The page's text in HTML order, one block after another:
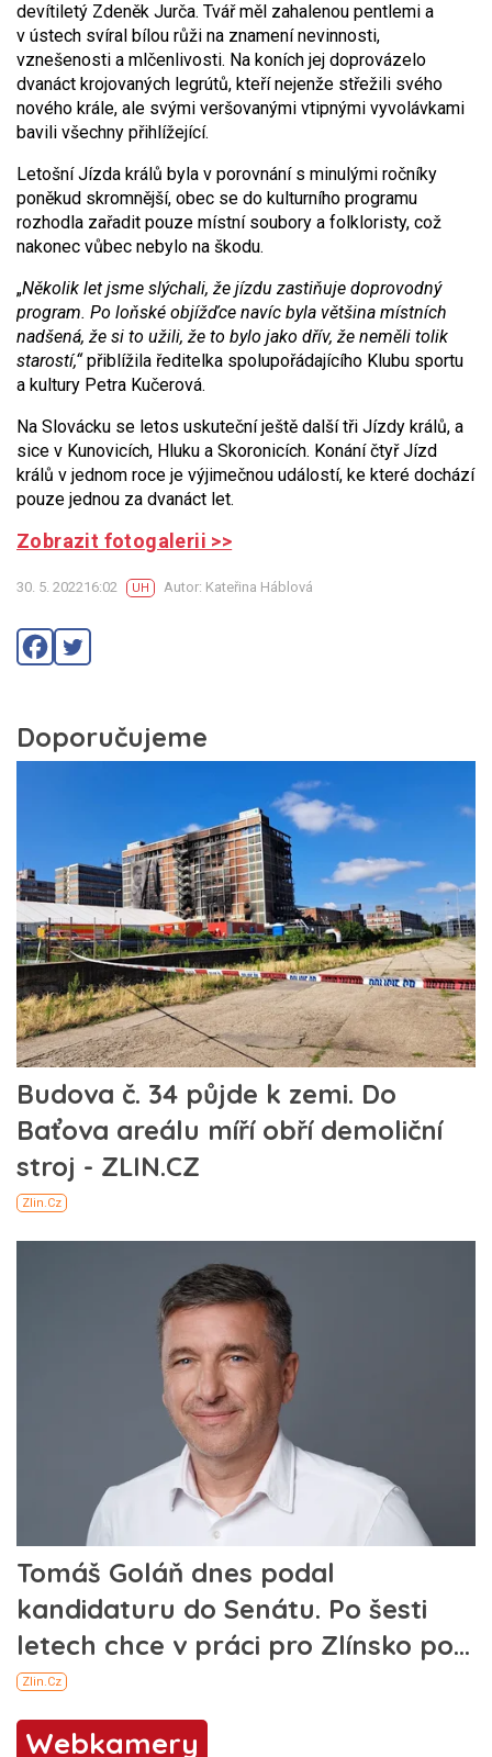
devítiletý Zdeněk Jurča. Tvář měl zahalenou pentlemi a
v ústech svíral bílou růži na znamení nevinnosti,
vznešenosti a mlčenlivosti. Na koních jej doprovázelo
dvanáct krojovaných legrútů, kteří nejenže střežili svého
nového krále, ale svými veršovanými vtipnými vyvolávkami
bavili všechny přihlížející.
Letošní Jízda králů byla v porovnání s minulými ročníky
poněkud skromnější, obec se do kulturního programu
rozhodla zařadit pouze místní soubory a folkloristy, což
nakonec vůbec nebylo na škodu.
„Několik let jsme slýchali, že jízdu zastiňuje doprovodný
program. Po loňské objížďce navíc byla většina místních
nadšená, že si to užili, že to bylo jako dřív, že neměli tolik
starostí,“přiblížila ředitelka spolupořádajícího Klubu sportu
a kultury Petra Kučerová.
Na Slovácku se letos uskuteční ještě další tři Jízdy králů, a
sice v Kunovicích, Hluku a Skoronicích. Konání čtyř Jízd
králů v jednom roce je výjimečnou událostí, ke které dochází
pouze jednou za dvanáct let.
Zobrazit fotogalerii >>
30. 5. 202216:02 UH Autor: Kateřina Háblová
Webkamery